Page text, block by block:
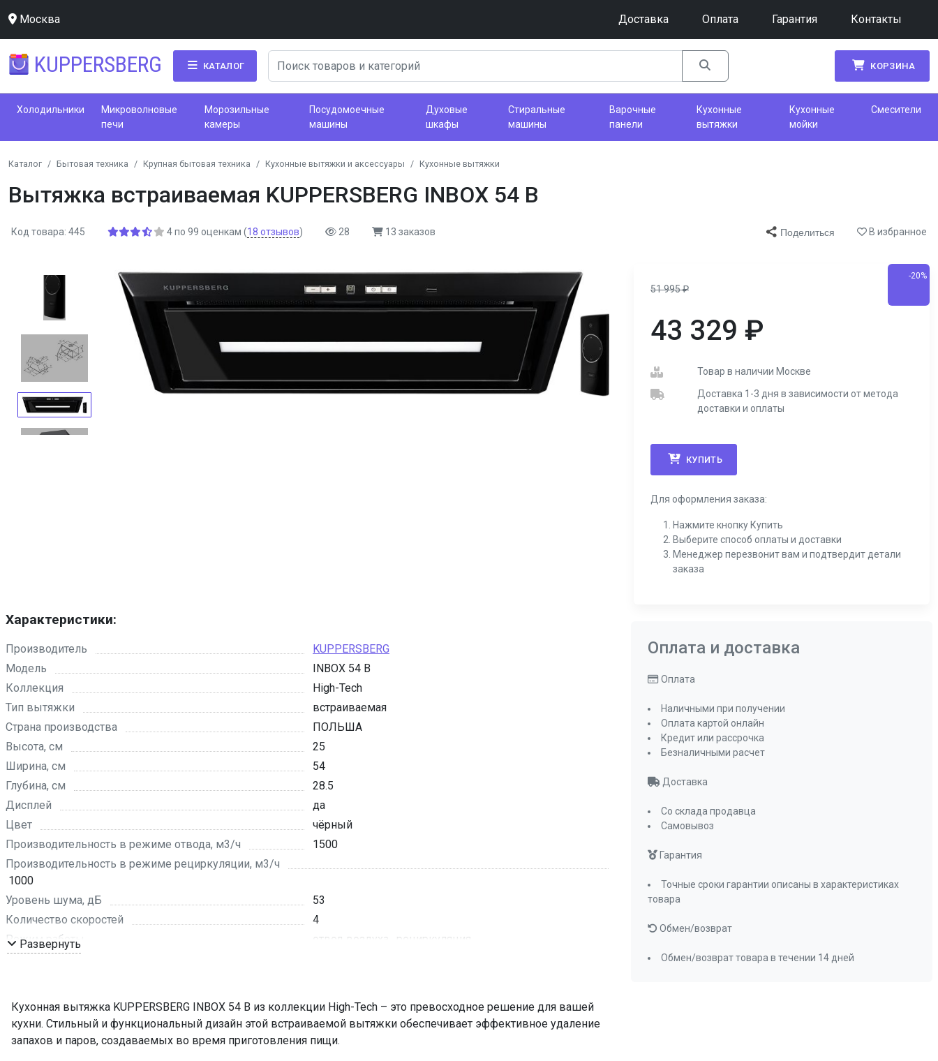
Москва Доставка Оплата Гарантия Контакты
KUPPERSBERG КАТАЛОГ КОРЗИНА
Холодильники
Микроволновые
печи
Морозильные
камеры
Посудомоечные
машины
Духовые
шкафы
Стиральные
машины
Варочные
панели
Кухонные
вытяжки
Кухонные
мойки
Смесители
Каталог Бытовая техника Крупная бытовая техника Кухонные вытяжки и аксессуары Кухонные вытяжки
Вытяжка встраиваемая KUPPERSBERG INBOX 54 B
Код товара: 445 4по 99 оценкам (18 отзывов) 28 13 заказов Поделиться В избранное
51 995₽
-20%
43 329 ₽
Товар в наличии Москве
Доставка 1-3 дня в зависимости от метода
доставки и оплаты
КУПИТЬ
Для оформления заказа:
Нажмите кнопку Купить
Выберите способ оплаты и доставки
Менеджер перезвонит вам и подтвердит детали
заказа
Характеристики:
Производитель
KUPPERSBERG
Модель
INBOX 54 B
Коллекция
High-Tech
Тип вытяжки
встраиваемая
Страна производства
ПОЛЬША
Высота, см
25
Ширина, см
54
Глубина, см
28.5
Дисплей
да
Цвет
чёрный
Производительность в режиме отвода, м3/ч
1500
Производительность в режиме рециркуляции, м3/ч
1000
Уровень шума, дБ
53
Количество скоростей
4
Режим работы
отвод воздуха , рециркуляция
Управление
электронное кнопочное
Мощность освещения, Вт
1x13
Развернуть
Кухонная вытяжка KUPPERSBERG INBOX 54 B из коллекции High-Tech – это превосходное решение для вашей
кухни. Стильный и функциональный дизайн этой встраиваемой вытяжки обеспечивает эффективное удаление
запахов и паров, создаваемых во время приготовления пищи.
Оплата и доставка
Оплата
Наличными при получении
Оплата картой онлайн
Кредит или рассрочка
Безналичными расчет
Доставка
Со склада продавца
Самовывоз
Гарантия
Точные сроки гарантии описаны в характеристиках
товара
Обмен/возврат
Обмен/возврат товара в течении 14 дней